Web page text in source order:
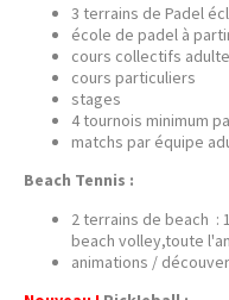
3 terrains de Padel
école de padel à
cours collectifs
cours particuliers
stages
4 tournois minimum
matchs par équipe
Beach Tennis :
2 terrains de beach :
beach volley,toute
animations /